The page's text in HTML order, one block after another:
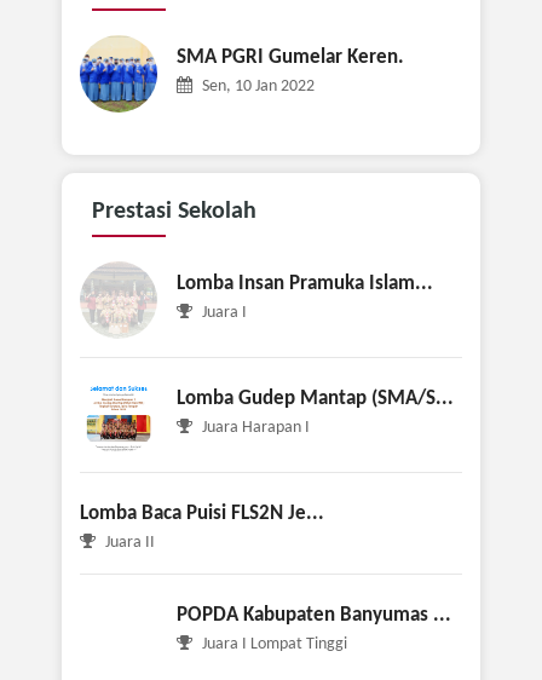
SMA PGRI Gumelar Keren.
Sen, 10 Jan 2022
Prestasi Sekolah
Lomba Insan Pramuka Islam...
Juara I
Lomba Gudep Mantap (SMA/S...
Juara Harapan I
Lomba Baca Puisi FLS2N Je...
Juara II
POPDA Kabupaten Banyumas ...
Juara I Lompat Tinggi